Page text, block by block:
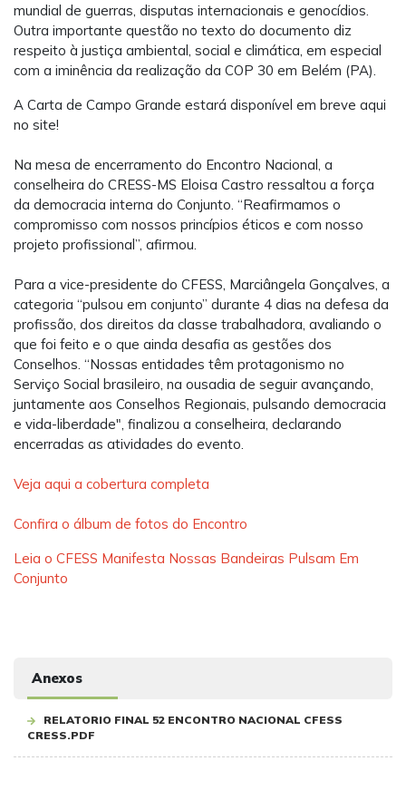
mundial de guerras, disputas internacionais e genocídios.
Outra importante questão no texto do documento diz
respeito à justiça ambiental, social e climática, em especial
com a iminência da realização da COP 30 em Belém (PA).
A Carta de Campo Grande estará disponível em breve aqui
no site!
Na mesa de encerramento do Encontro Nacional, a
conselheira do CRESS-MS Eloisa Castro ressaltou a força
da democracia interna do Conjunto. “Reafirmamos o
compromisso com nossos princípios éticos e com nosso
projeto profissional”, afirmou.
Para a vice-presidente do CFESS, Marciângela Gonçalves, a
categoria “pulsou em conjunto” durante 4 dias na defesa da
profissão, dos direitos da classe trabalhadora, avaliando o
que foi feito e o que ainda desafia as gestões dos
Conselhos. “Nossas entidades têm protagonismo no
Serviço Social brasileiro, na ousadia de seguir avançando,
juntamente aos Conselhos Regionais, pulsando democracia
e vida-liberdade", finalizou a conselheira, declarando
encerradas as atividades do evento.
Veja aqui a cobertura completa
Confira o álbum de fotos do Encontro
Leia o CFESS Manifesta Nossas Bandeiras Pulsam Em
Conjunto
Anexos
RELATORIO FINAL 52 ENCONTRO NACIONAL CFESS
CRESS.PDF